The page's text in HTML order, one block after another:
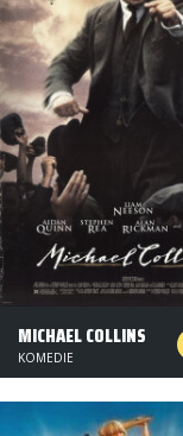
MICHAEL COLLINS
KOMEDIE